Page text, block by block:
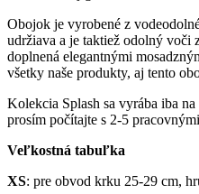
Obojok je vyrobené z
udržiava a je taktiež odolný voči
doplnená elegantnými
všetky naše produkty, aj tento
Kolekcia Splash sa vyrába iba
prosím počítajte s 2-5
Veľkostná tabuľka
XS: pre obvod krku 25-29 cm,